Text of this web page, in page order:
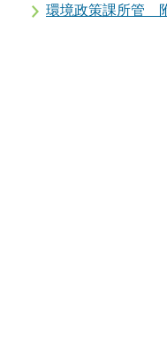
環境政策課所管